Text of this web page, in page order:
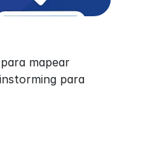
mapear
para